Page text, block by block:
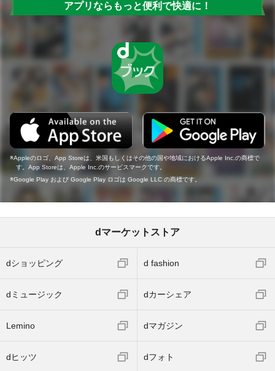
アプリならもっと便利で快適に！
Appleのロゴ、App Storeは、米国もしくはその他の国や地域におけるApple Inc.の商標で
す。App Storeは、Apple Inc.のサービスマークです。
Google Play および Google Play ロゴは Google LLC の商標です。
dマーケットストア
dショッピング d fashion
dミュージック dカーシェア
Lemino dマガジン
dヒッツ dフォト